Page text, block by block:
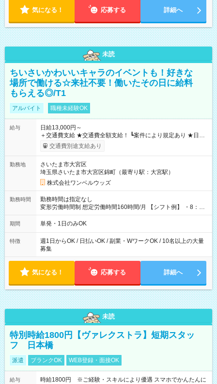
気になる！ 応募する 詳細へ
未読
ちいさいかわいいキャラのイベントも！好きな
場所で働ける☆来社不要！働いたその日に給料
もらえる◎/T1
アルバイト 職種未経験OK
給与
日給13,000円～
＋交通費支給 ★交通費全額支給！ ┗案件により規定あり ★日払
いOK！（規定あり） ┗働いたその日に現金GET♪ お仕事後はコ
ンビニATMから 日払い分を引き落とせます！ 【試用期間】試
交通費別途支給あり
勤務地
さいたま市大宮区
埼玉県さいたま市大宮区錦町（最寄り駅：大宮駅）
株式会社ワンベルウッズ
勤務時間
勤務時間は指定なし
変形労働時間制 想定労働時間160時間/月 【シフト例】 ・8：00
～21：00
期間 単発・1日のみOK
特徴
週1日からOK / 日払いOK / 副業・WワークOK / 10名以上の大量
募集
気になる！ 応募する 詳細へ
未読
特別時給1800円【ヴァレクストラ】短期スタッ
フ 日本橋
派遣 ブランクOK WEB登録・面接OK
給与
時給1800円 ※ご経験・スキルにより優遇 スマホでかんたんに